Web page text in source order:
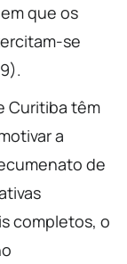
que os
se
Curitiba têm
a
de
completos, o